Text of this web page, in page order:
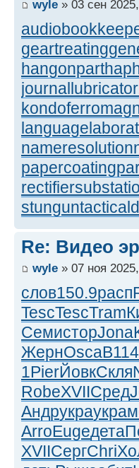
wyle » 03 сен
geartreating
hangonpart
nameresolution
papercoating
stungun
Re: Видео
wyle » 07 ноя
слов150.9расп
TescTescTram
СемисторJona
ЖернOscaB114
1PierЙовкСкля
RobeXVIIСред
Андрукраукра
ArroEugeдета
XVIIСергChri